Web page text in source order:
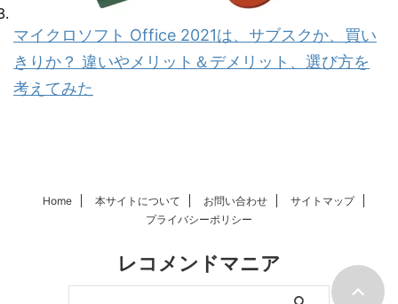
マイクロソフト Office 2021は、サブスクか、買い
きりか？ 違いやメリット＆デメリット、選び方を
考えてみた
Home 本サイトについて お問い合わせ
サイトマップ
プライバシーポリシー
レコメンドマニア